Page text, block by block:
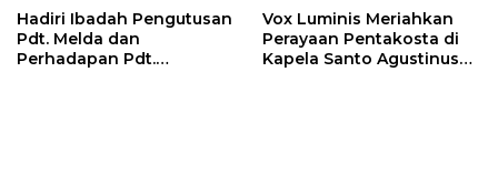
Hadiri Ibadah Pengutusan
Pdt. Melda dan
Perhadapan Pdt.
Vox Luminis Meriahkan
Perayaan Pentakosta di
Kapela Santo Agustinus